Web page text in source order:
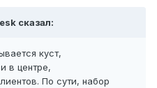
сказал:
куст,
в центре,
По сути, набор